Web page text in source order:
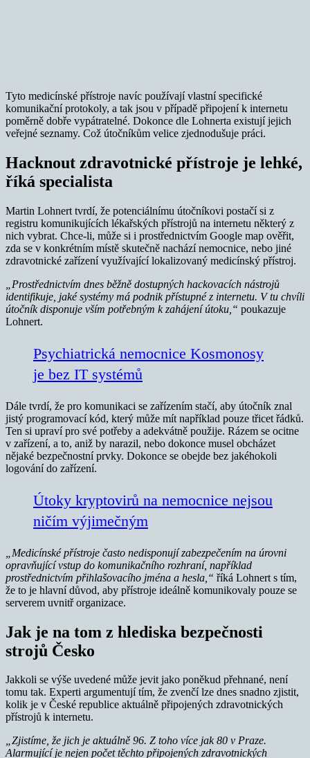
Tyto medicínské přístroje navíc používají vlastní specifické
komunikační protokoly, a tak jsou v případě připojení k internetu
poměrně dobře vypátratelné. Dokonce dle Lohnerta existují jejich
veřejné seznamy. Což útočníkům velice zjednodušuje práci.
Hacknout zdravotnické přístroje je lehké,
říká specialista
Martin Lohnert tvrdí, že potenciálnímu útočníkovi postačí si z
registru komunikujících lékařských přístrojů na internetu některý z
nich vybrat. Chce-li, může si i prostřednictvím Google map ověřit,
zda se v konkrétním místě skutečně nachází nemocnice, nebo jiné
zdravotnické zařízení využívající lokalizovaný medicínský přístroj.
„Prostřednictvím dnes běžně dostupných hackovacích nástrojů
identifikuje, jaké systémy má podnik přístupné z internetu. V tu chvíli
útočník disponuje vším potřebným k zahájení útoku,“ poukazuje
Lohnert.
Psychiatrická nemocnice Kosmonosy
je bez IT systémů
Dále tvrdí, že pro komunikaci se zařízením stačí, aby útočník znal
jistý programovací kód, který může mít například pouze třicet řádků.
Ten si upraví pro své potřeby a adekvátně použije. Rázem se ocitne
v zařízení, a to, aniž by narazil, nebo dokonce musel obcházet
nějaké bezpečnostní prvky. Dokonce se obejde bez jakéhokoli
logování do zařízení.
Útoky kryptovirů na nemocnice nejsou
ničím výjimečným
„Medicínské přístroje často nedisponují zabezpečením na úrovni
opravňující vstup do komunikačního rozhraní, například
prostřednictvím přihlašovacího jména a hesla,“ říká Lohnert s tím,
že to je hlavní důvod, aby přístroje ideálně komunikovaly pouze se
serverem uvnitř organizace.
Jak je na tom z hlediska bezpečnosti
strojů Česko
Jakkoli se výše uvedené může jevit jako poněkud přehnané, není
tomu tak. Experti argumentují tím, že zvenčí lze dnes snadno zjistit,
kolik je v České republice aktuálně připojených zdravotnických
přístrojů k internetu.
„Zjistíme, že jich je aktuálně 96. Z toho více jak 80 v Praze.
Alarmující je nejen počet těchto připojených zdravotnických